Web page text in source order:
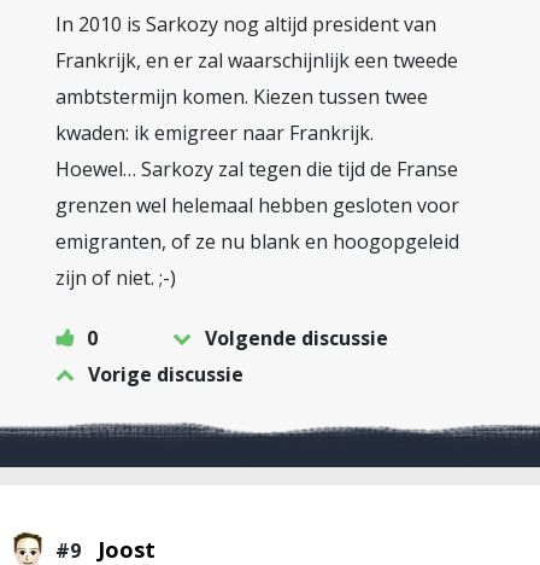
In 2010 is Sarkozy nog altijd president van
Frankrijk, en er zal waarschijnlijk een tweede
ambtstermijn komen. Kiezen tussen twee
kwaden: ik emigreer naar Frankrijk.
Hoewel… Sarkozy zal tegen die tijd de Franse
grenzen wel helemaal hebben gesloten voor
emigranten, of ze nu blank en hoogopgeleid
zijn of niet. ;-)
0
Volgende discussie
Vorige discussie
#9 Joost